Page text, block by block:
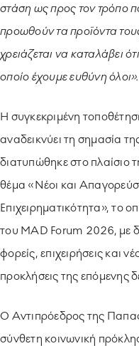
στάση ως προς τον τρόπο
προωθούν τα προϊόντα
χρειάζεται να καταλάβει
οποίο έχουμε ευθύνη όλοι».
Η συγκεκριμένη
αναδεικνύει τη σημασία
διατυπώθηκε στο πλαίσιο
θέμα «Νέοι και
Επιχειρηματικότητα», το
του MAD Forum 2026, με
φορείς, επιχειρήσεις και
προκλήσεις της επόμενης
Ο Αντιπρόεδρος της
σύνθετη κοινωνική